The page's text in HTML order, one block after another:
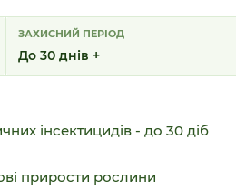
ЗАХИСНИЙ ПЕРІОД
До 30 днів +
інсектицидів - до 30 діб
прирости рослини